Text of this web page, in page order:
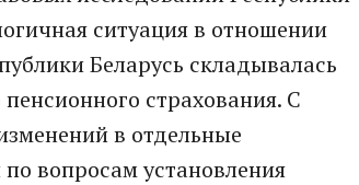
ситуация в отношении
Беларусь складывалась
страхования. С
в отдельные
вопросам установления